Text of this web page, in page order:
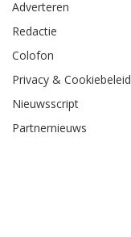
Adverteren
Redactie
Colofon
Privacy & Cookiebeleid
Nieuwsscript
Partnernieuws